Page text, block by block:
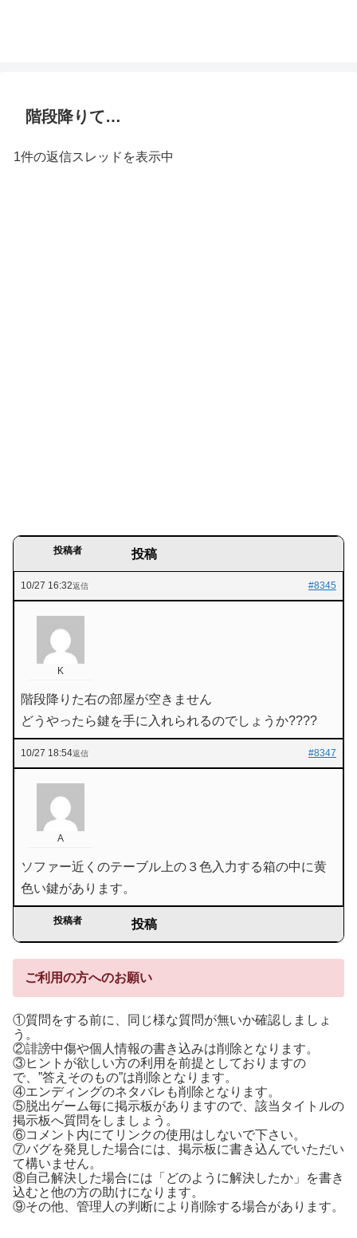
階段降りて…
1件の返信スレッドを表示中
投稿者 投稿
10/27 16:32 #8345
返信
K
階段降りた右の部屋が空きません
どうやったら鍵を手に入れられるのでしょうか????
10/27 18:54 #8347
返信
A
ソファー近くのテーブル上の３色入力する箱の中に黄
色い鍵があります。
投稿者 投稿
ご利用の方へのお願い
①質問をする前に、同じ様な質問が無いか確認しましょ
う。
②誹謗中傷や個人情報の書き込みは削除となります。
③ヒントが欲しい方の利用を前提としておりますの
で、”答えそのもの”は削除となります。
④エンディングのネタバレも削除となります。
⑤脱出ゲーム毎に掲示板がありますので、該当タイトルの
掲示板へ質問をしましょう。
⑥コメント内にてリンクの使用はしないで下さい。
⑦バグを発見した場合には、掲示板に書き込んでいただい
て構いません。
⑧自己解決した場合には「どのように解決したか」を書き
込むと他の方の助けになります。
⑨その他、管理人の判断により削除する場合があります。